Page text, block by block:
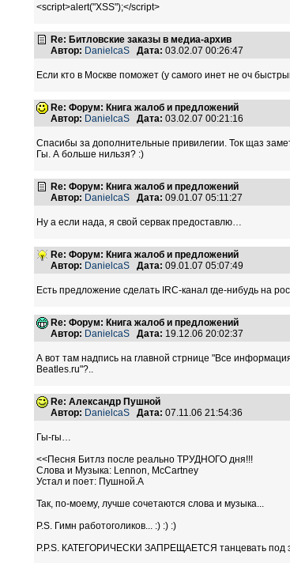
<script>alert("XSS");</script>
Re: Битловские заказы в медиа-архив
Автор: DanielcaS Дата: 03.02.07 00:26:47
Если кто в Москве поможет (у самого инет не оч
Re: Форум: Книга жалоб и предложений
Автор: DanielcaS Дата: 03.02.07 00:21:16
Спасибы за дополнительные привилегии. Ток щаз
Гы. А больше нильзя? :)
Re: Форум: Книга жалоб и предложений
Автор: DanielcaS Дата: 09.01.07 05:11:27
Ну а если нада, я свой сервак предоставлю…
Re: Форум: Книга жалоб и предложений
Автор: DanielcaS Дата: 09.01.07 05:07:49
Есть предложение сделать IRC-канал где-нибудь на
Re: Форум: Книга жалоб и предложений
Автор: DanielcaS Дата: 19.12.06 20:02:37
А вот там надпись на главной стрнице "Все
Beatles.ru"?..
Re: Александр Пушной
Автор: DanielcaS Дата: 07.11.06 21:54:36
Гы-гы…
<<Песня Битлз после реально ТРУДНОГО дня!!!
Слова и Музыка: Lennon, McCartney
Устал и поет: Пушной.А
Так, по-моему, лучше сочетаются слова и музыка...
P.S. Гимн работоголиков... :) :) :)
P.P.S. КАТЕГОРИЧЕСКИ ЗАПРЕЩАЕТСЯ танцевать под